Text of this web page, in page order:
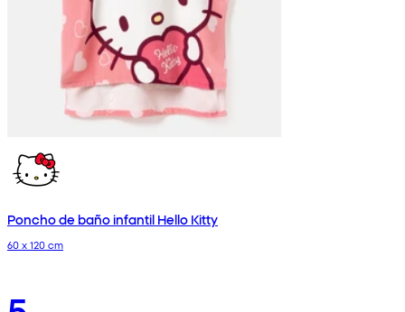
Poncho de baño infantil Hello Kitty
60 x 120 cm